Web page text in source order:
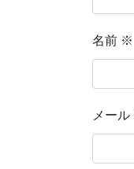
名前 ※
メール